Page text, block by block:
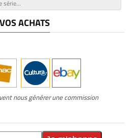
ACHATS
nous générer une commission